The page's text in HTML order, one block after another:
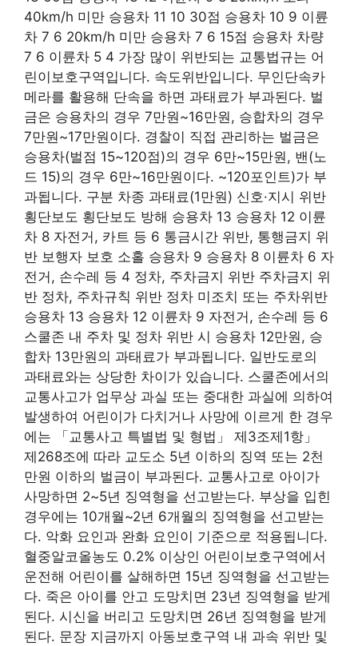
40km/h 미만 승용차 11 10 30점 승용차 10 9 이륜
차 7 6 20km/h 미만 승용차 7 6 15점 승용차 차량
7 6 이륜차 5 4 가장 많이 위반되는 교통법규는 어
린이보호구역입니다. 속도위반입니다. 무인단속카
메라를 활용해 단속을 하면 과태료가 부과된다. 벌
금은 승용차의 경우 7만원~16만원, 승합차의 경우
7만원~17만원이다. 경찰이 직접 관리하는 벌금은
승용차(벌점 15~120점)의 경우 6만~15만원, 밴(노
드 15)의 경우 6만~16만원이다. ~120포인트)가 부
과됩니다. 구분 차종 과태료(1만원) 신호·지시 위반
횡단보도 횡단보도 방해 승용차 13 승용차 12 이륜
차 8 자전거, 카트 등 6 통금시간 위반, 통행금지 위
반 보행자 보호 소홀 승용차 9 승용차 8 이륜차 6 자
전거, 손수레 등 4 정차, 주차금지 위반 주차금지 위
반 정차, 주차규칙 위반 정차 미조치 또는 주차위반
승용차 13 승용차 12 이륜차 9 자전거, 손수레 등 6
스쿨존 내 주차 및 정차 위반 시 승용차 12만원, 승
합차 13만원의 과태료가 부과됩니다. 일반도로의
과태료와는 상당한 차이가 있습니다. 스쿨존에서의
교통사고가 업무상 과실 또는 중대한 과실에 의하여
발생하여 어린이가 다치거나 사망에 이르게 한 경우
에는 「교통사고 특별법 및 형법」 제3조제1항」
제268조에 따라 교도소 5년 이하의 징역 또는 2천
만원 이하의 벌금이 부과된다. 교통사고로 아이가
사망하면 2~5년 징역형을 선고받는다. 부상을 입힌
경우에는 10개월~2년 6개월의 징역형을 선고받는
다. 악화 요인과 완화 요인이 기준으로 적용됩니다.
혈중알코올농도 0.2% 이상인 어린이보호구역에서
운전해 어린이를 살해하면 15년 징역형을 선고받는
다. 죽은 아이를 안고 도망치면 23년 징역형을 받게
된다. 시신을 버리고 도망치면 26년 징역형을 받게
된다. 문장 지금까지 아동보호구역 내 과속 위반 및